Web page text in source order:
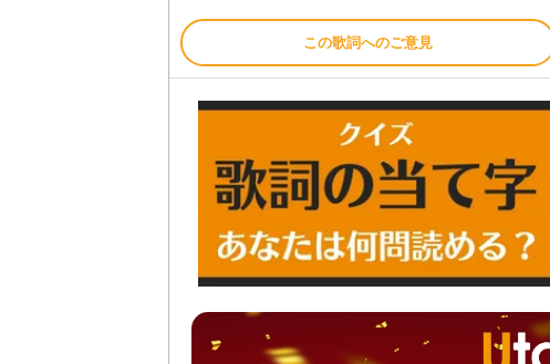
この歌詞へのご意見